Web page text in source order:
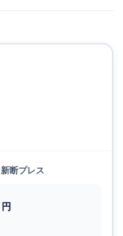
新断プレス
円